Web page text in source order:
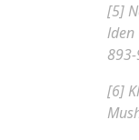
[5]
lden
[6]